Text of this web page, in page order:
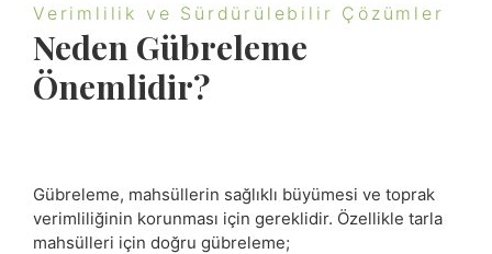
Verimlilik ve Sürdürülebilir Çözümler
Neden Gübreleme
Önemlidir?
Gübreleme, mahsüllerin sağlıklı büyümesi ve toprak
verimliliğinin korunması için gereklidir. Özellikle tarla
mahsülleri için doğru gübreleme;